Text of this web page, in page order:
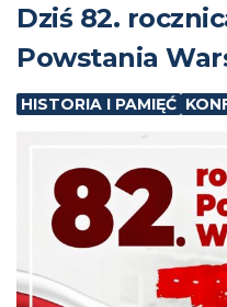
Dziś 82.
Powstania
HISTORIA I PAMIĘĆ